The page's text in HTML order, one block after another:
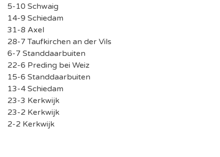
5-10 Schwaig
14-9 Schiedam
31-8 Axel
28-7 Taufkirchen an der Vils
6-7 Standdaarbuiten
22-6 Preding bei Weiz
15-6 Standdaarbuiten
13-4 Schiedam
23-3 Kerkwijk
23-2 Kerkwijk
2-2 Kerkwijk